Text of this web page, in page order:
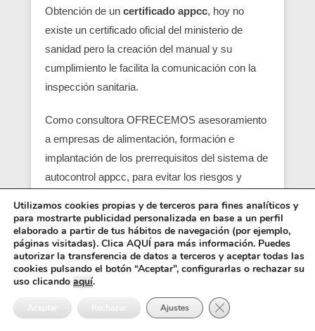
Obtención de un certificado appcc, hoy no
existe un certificado oficial del ministerio de
sanidad pero la creación del manual y su
cumplimiento le facilita la comunicación con la
inspección sanitaria.
Como consultora OFRECEMOS asesoramiento
a empresas de alimentación, formación e
implantación de los prerrequisitos del sistema de
autocontrol appcc, para evitar los riesgos y
localizando en su empresa los pcc (puntos
críticos) y obtener un servicio con una correcta
seguridad alimentaria.
Entre los requisitos está el control y el análisis de
cada punto crítico, junto con el registro sanitario,
Utilizamos cookies propias y de terceros para fines analíticos y
para mostrarte publicidad personalizada en base a un perfil
elaborado a partir de tus hábitos de navegación (por ejemplo,
páginas visitadas). Clica AQUÍ para más información. Puedes
autorizar la transferencia de datos a terceros y aceptar todas las
cookies pulsando el botón “Aceptar”, configurarlas o rechazar su
uso clicando aquí.
Aceptar Rechazar Ajustes Cerrar el banner de